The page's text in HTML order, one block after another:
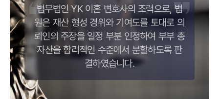
법무법인 YK 이혼 변호사의 조력으로, 법
원은 재산 형성 경위와 기여도를 토대로 의
뢰인의 주장을 일정 부분 인정하여 부부 총
자산을 합리적인 수준에서 분할하도록 판
결하였습니다.